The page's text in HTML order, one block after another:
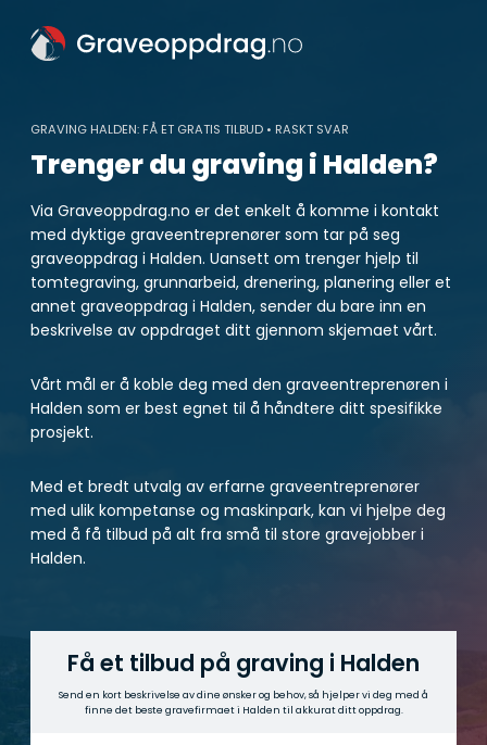
content
GRAVING HALDEN: FÅ ET GRATIS TILBUD • RASKT SVAR
Trenger du graving i Halden?
Via Graveoppdrag.no er det enkelt å komme i kontakt
med dyktige graveentreprenører som tar på seg
graveoppdrag i Halden. Uansett om trenger hjelp til
tomtegraving, grunnarbeid, drenering, planering eller et
annet graveoppdrag i Halden, sender du bare inn en
beskrivelse av oppdraget ditt gjennom skjemaet vårt.
Vårt mål er å koble deg med den graveentreprenøren i
Halden som er best egnet til å håndtere ditt spesifikke
prosjekt.
Med et bredt utvalg av erfarne graveentreprenører
med ulik kompetanse og maskinpark, kan vi hjelpe deg
med å få tilbud på alt fra små til store gravejobber i
Halden.
Få et tilbud på graving i Halden
Send en kort beskrivelse av dine ønsker og behov, så hjelper vi deg med å
finne det beste gravefirmaet i Halden til akkurat ditt oppdrag.